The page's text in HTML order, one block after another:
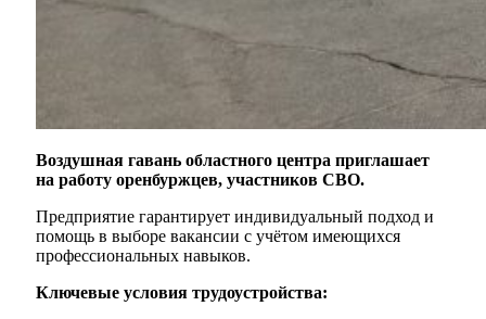
Воздушная гавань областного центра приглашает
на работу оренбуржцев, участников СВО.
Предприятие гарантирует индивидуальный подход и
помощь в выборе вакансии с учётом имеющихся
профессиональных навыков.
Ключевые условия трудоустройства: